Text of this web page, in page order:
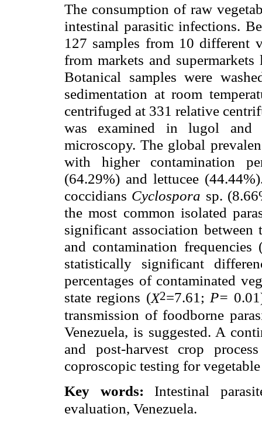
The consumption of raw
intestinal parasitic infections.
127 samples from 10 different
from markets and
Botanical samples were
sedimentation at room
centrifuged at 331 relative
was examined in lugol and
microscopy. The global
with higher contamination
(64.29%) and lettucee
coccidians Cyclospora sp.
the most common isolated
significant association
and contamination frequencies
statistically significant
percentages of contaminated
state regions (X2=7.61; P=
transmission of foodborne
Venezuela, is suggested. A
and post-harvest crop
coproscopic testing for
Key words: Intestinal
evaluation, Venezuela.